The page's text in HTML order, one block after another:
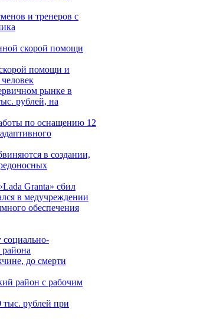
и тренеров с
скорой помощи
помощи и
рынке в
рублей, на
по оснащению 12
в создании,
Granta» сбил
в медучреждении
обеспечения
района
до смерти
район с рабочим
рублей при